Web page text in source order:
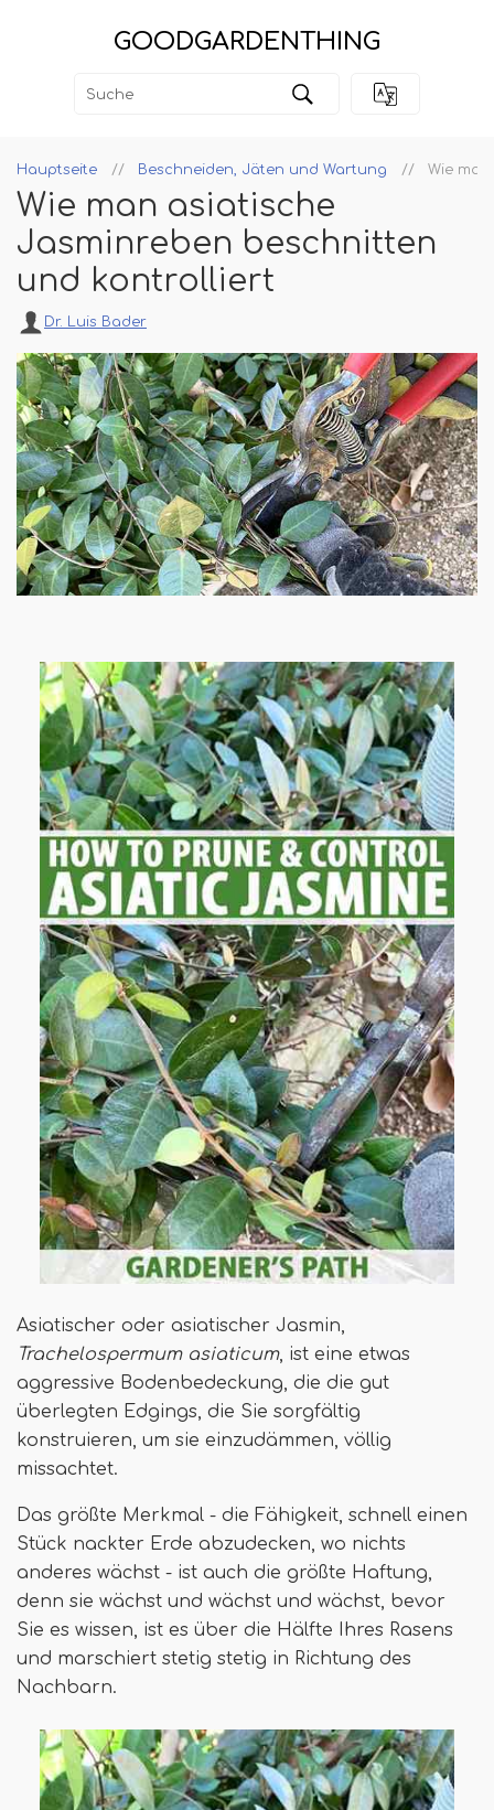
GOODGARDENTHING
Hauptseite Beschneiden, Jäten und Wartung Wie
Wie man asiatische
Jasminreben beschnitten
und kontrolliert
Dr. Luis Bader
Asiatischer oder asiatischer Jasmin,
Trachelospermum asiaticum, ist eine etwas
aggressive Bodenbedeckung, die die gut
überlegten Edgings, die Sie sorgfältig
konstruieren, um sie einzudämmen, völlig
missachtet.
Das größte Merkmal - die Fähigkeit, schnell einen
Stück nackter Erde abzudecken, wo nichts
anderes wächst - ist auch die größte Haftung,
denn sie wächst und wächst und wächst, bevor
Sie es wissen, ist es über die Hälfte Ihres Rasens
und marschiert stetig stetig in Richtung des
Nachbarn.